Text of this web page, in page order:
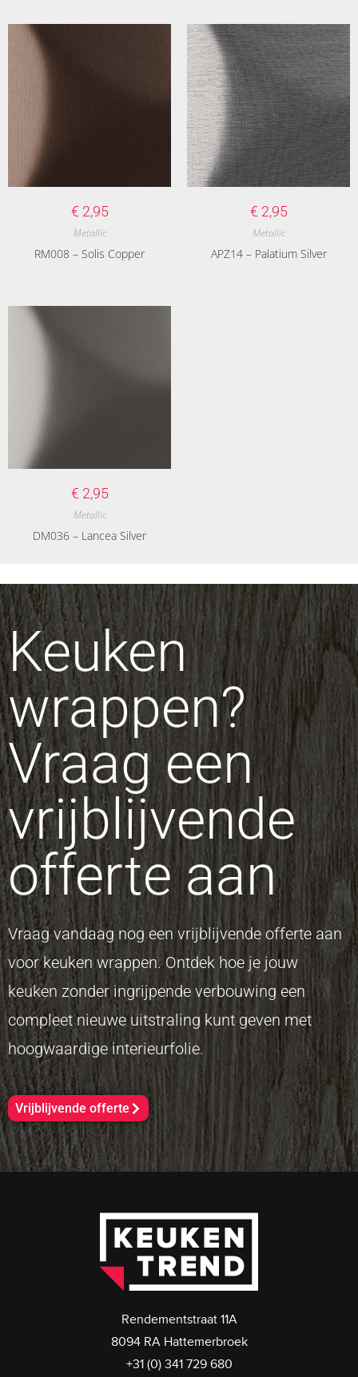
€ 2,95
Metallic
RM008 – Solis Copper
€ 2,95
Metallic
APZ14 – Palatium Silver
€ 2,95
Metallic
DM036 – Lancea Silver
Keuken
wrappen?
Vraag een
vrijblijvende
offerte aan
Vraag vandaag nog een vrijblijvende offerte aan
voor keuken wrappen. Ontdek hoe je jouw
keuken zonder ingrijpende verbouwing een
compleet nieuwe uitstraling kunt geven met
hoogwaardige interieurfolie.
Vrijblijvende offerte
Rendementstraat 11A
8094 RA Hattemerbroek
+31 (0) 341 729 680